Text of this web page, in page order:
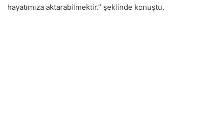
hayatımıza aktarabilmektir.” şeklinde konuştu.